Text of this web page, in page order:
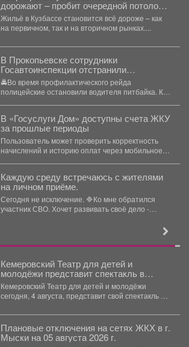
дорожают – пробит очередной потолок
цен
Жильё в Кузбассе становится всё дороже – как
на первичном, так и на вторичном рынках....
В Прокопьевске сотрудники
Госавтоинспекции отстранили
несовершеннолетнего от управления
питбайком
🚔Во время профилактического рейда
полицейские остановили водителя питбайка. Как
В «Госуслуги Дом» доступны счета ЖКУ
за прошлые периоды
Пользователь может проверить корректность
начислений и историю оплат через мобильное
Каждую среду встречаюсь с жителями
на личном приёме.
Сегодня не исключение. 🔷Ко мне обратился
участник СВО. Хочет развивать своё дело -
Кемеровский Театр для детей и
молодёжи представит спектакль в
Москве
Кемеровский Театр для детей и молодёжи
сегодня, 4 августа, представит свой спектакль на
Плановые отключения на сетях ЖКХ в г.
Мыски на 05 августа 2026 г.